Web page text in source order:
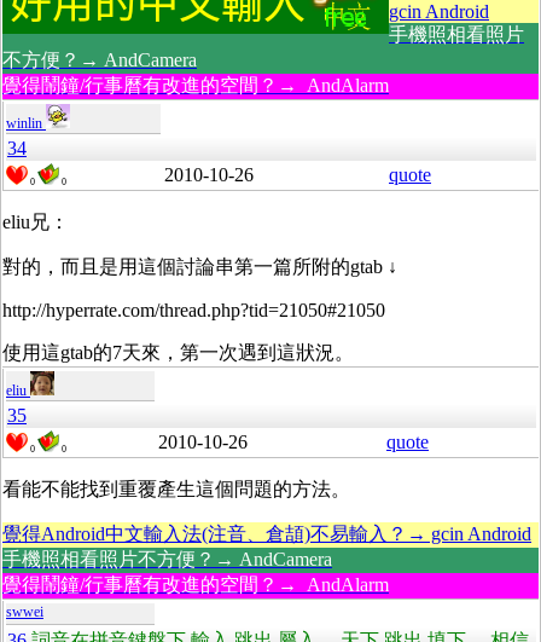
gcin Android
手機照相看照片
不方便？→ AndCamera
覺得鬧鐘/行事曆有改進的空間？→ AndAlarm
winlin
34
0 0 2010-10-26 quote
eliu兄：
對的，而且是用這個討論串第一篇所附的gtab ↓
http://hyperrate.com/thread.php?tid=21050#21050
使用這gtab的7天來，第一次遇到這狀況。
eliu
35
0 0 2010-10-26 quote
看能不能找到重覆產生這個問題的方法。
覺得Android中文輸入法(注音、倉頡)不易輸入？→ gcin Android
手機照相看照片不方便？→ AndCamera
覺得鬧鐘/行事曆有改進的空間？→ AndAlarm
swwei